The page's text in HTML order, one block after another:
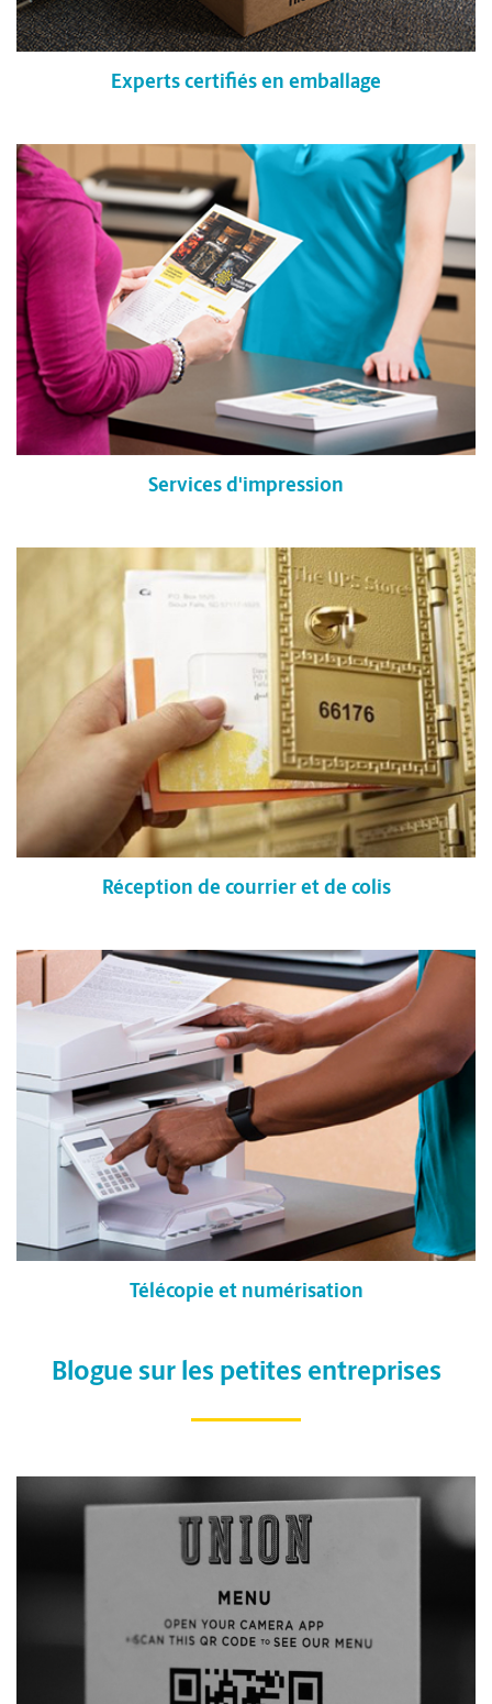
Experts certifiés en emballage
Services d'impression
Réception de courrier et de colis
Télécopie et numérisation
Blogue sur les petites entreprises